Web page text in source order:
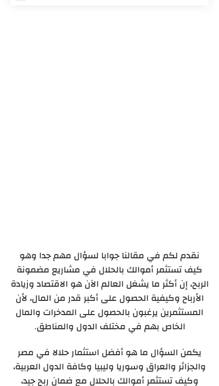
نقدم لكم في مقالنا جوابا لسؤال مهم جدا وهو
كيف تستثمر أموالك بالحلال في مشاريع مضمونة
الربح، إن أكثر ما يشغل العالم الآن هو الاقتصاد وزيادة
الأرباح وكيفية الحصول على أكبر قدر من المال، لأن
المستثمرين يرغبون بالحصول على المدخرات والمال
الخاص بهم في مختلف الدول والمناطق.
يكمن السؤال ما هو أفضل استثمار حلالا في مصر
والجزائر والعراق وسوريا وليبيا وكافة الدول العربية،
وكيف تستثمر أموالك بالحلال مع ضمان ربح جيد،